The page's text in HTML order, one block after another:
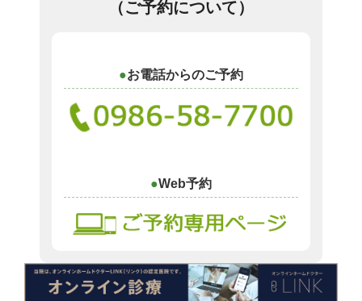
（ご予約について）
お電話からのご予約
Web予約